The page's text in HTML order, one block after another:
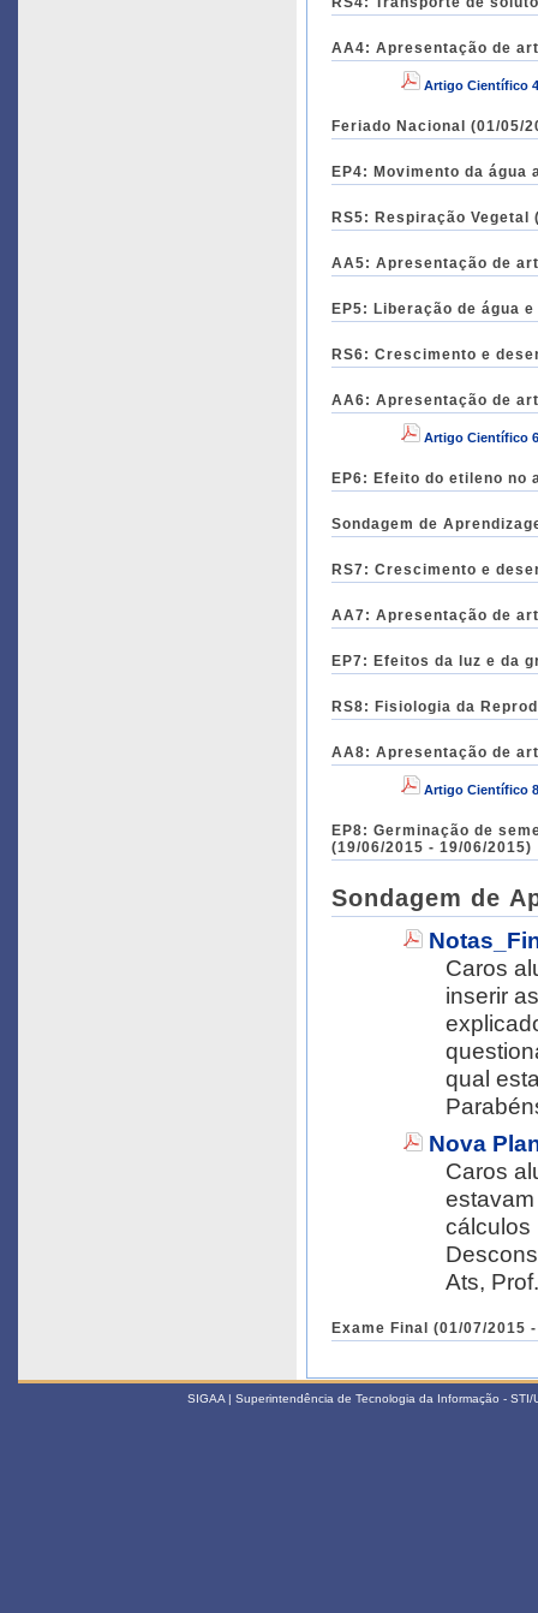
AA4: Apresentação de
Artigo Científico
Feriado Nacional (01/05/
EP4: Movimento da água
RS5: Respiração Vegetal
AA5: Apresentação de
EP5: Liberação de água
RS6: Crescimento e
AA6: Apresentação de
Artigo Científico
EP6: Efeito do etileno no
Sondagem de
RS7: Crescimento e
AA7: Apresentação de
EP7: Efeitos da luz e da
RS8: Fisiologia da
AA8: Apresentação de
Artigo Científico
EP8: Germinação de
(19/06/2015 - 19/06/2015)
Sondagem de
Caros alunos, Sempre envio esta
inserir
qual
Nova
Caros alunos, Como os valores das
cálculos
Ats,
Exame Final (01/07/2015
SIGAA | Superintendência de Tecnologia da Informação -